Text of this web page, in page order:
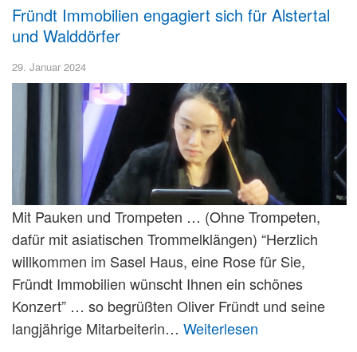
Fründt Immobilien engagiert sich für Alstertal
und Walddörfer
29. Januar 2024
Mit Pauken und Trompeten … (Ohne Trompeten,
dafür mit asiatischen Trommelklängen) “Herzlich
willkommen im Sasel Haus, eine Rose für Sie,
Fründt Immobilien wünscht Ihnen ein schönes
Konzert” … so begrüßten Oliver Fründt und seine
langjährige Mitarbeiterin… Weiterlesen